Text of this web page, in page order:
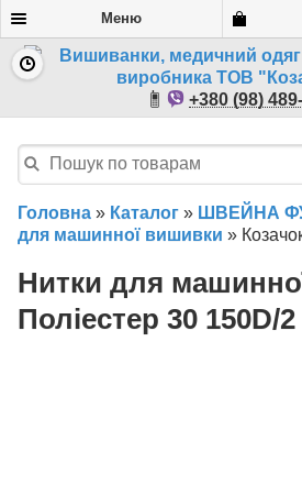
Меню
+380 (98)
Головна » Каталог » ШВЕЙНА
для машинної вишивки »
Нитки для
Поліестер 30 150D/